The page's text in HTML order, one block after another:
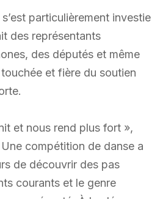
particulièrement investie
des représentants
des députés et même
et fière du soutien
et nous rend plus fort »,
compétition de danse a
de découvrir des pas
courants et le genre